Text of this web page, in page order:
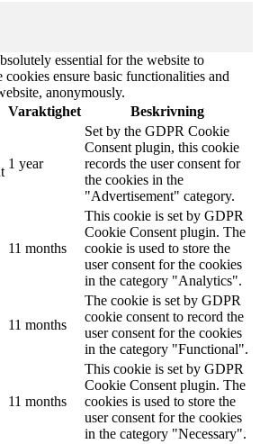
essential for the website to
ensure basic functionalities and
anonymously.
Varaktighet Beskrivning
1 year
Set by the GDPR Cookie
Consent plugin, this cookie
records the user consent for
the cookies in the
"Advertisement" category.
11 months
This cookie is set by GDPR
Cookie Consent plugin. The
cookie is used to store the
user consent for the cookies
in the category "Analytics".
11 months
The cookie is set by GDPR
cookie consent to record the
user consent for the cookies
in the category "Functional".
11 months
This cookie is set by GDPR
Cookie Consent plugin. The
cookies is used to store the
user consent for the cookies
in the category "Necessary".